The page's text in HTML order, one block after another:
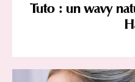
Tuto : un wavy